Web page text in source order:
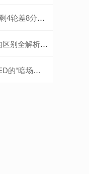
，广州豹一线生机
，避免合规风险！
？海信RGB